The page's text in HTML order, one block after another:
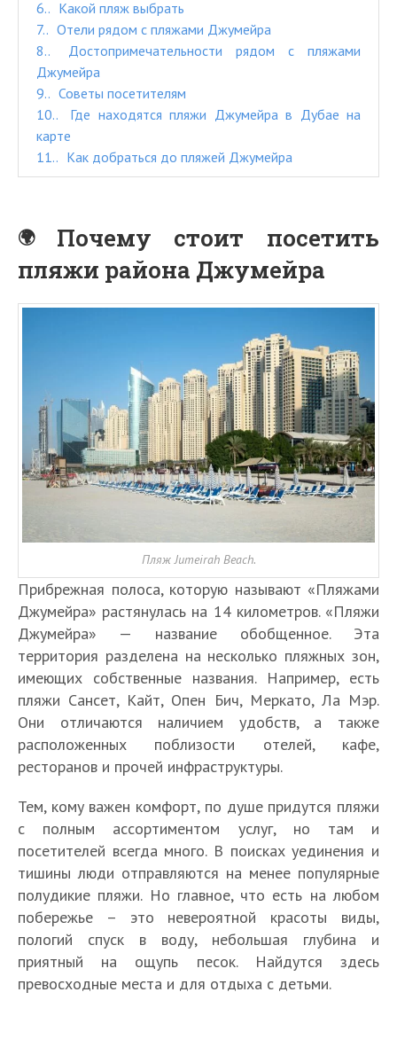
6.
Какой пляж выбрать
7.
Отели рядом с пляжами Джумейра
8.
Достопримечательности рядом с пляжами
Джумейра
9.
Советы посетителям
10.
Где находятся пляжи Джумейра в Дубае на
карте
11.
Как добраться до пляжей Джумейра
Почему стоит посетить
пляжи района Джумейра
Пляж Jumeirah Beach.
Прибрежная полоса, которую называют «Пляжами
Джумейра» растянулась на 14 километров. «Пляжи
Джумейра» — название обобщенное. Эта
территория разделена на несколько пляжных зон,
имеющих собственные названия. Например, есть
пляжи Сансет, Кайт, Опен Бич, Меркато, Ла Мэр.
Они отличаются наличием удобств, а также
расположенных поблизости отелей, кафе,
ресторанов и прочей инфраструктуры.
Тем, кому важен комфорт, по душе придутся пляжи
с полным ассортиментом услуг, но там и
посетителей всегда много. В поисках уединения и
тишины люди отправляются на менее популярные
полудикие пляжи. Но главное, что есть на любом
побережье – это невероятной красоты виды,
пологий спуск в воду, небольшая глубина и
приятный на ощупь песок. Найдутся здесь
превосходные места и для отдыха с детьми.